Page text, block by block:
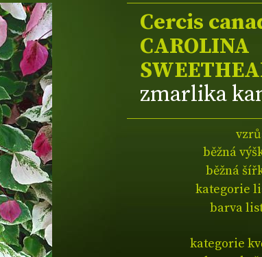
Cercis
CAROLINA
zmarlika
běžná
běžná
kategorie
barva
kategorie